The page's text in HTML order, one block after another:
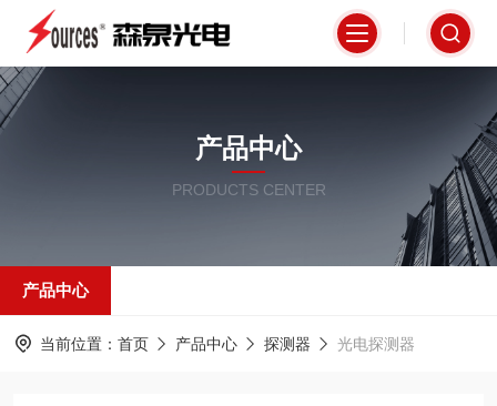
产品中心
PRODUCTS CENTER
产品中心
当前位置： 首页 产品中心 探测器 光电探测器